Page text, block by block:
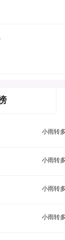
小雨转
小雨转
小雨转
小雨转